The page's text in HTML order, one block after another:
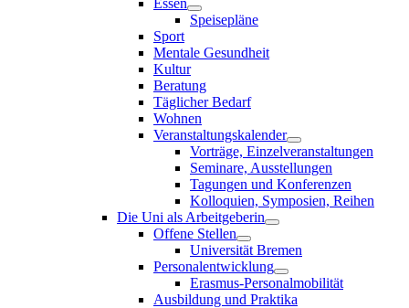
Speisepläne
Sport
Mentale Gesundheit
Kultur
Beratung
Täglicher Bedarf
Wohnen
Veranstaltungskalender
Vorträge, Einzelveranstaltungen
Seminare, Ausstellungen
Tagungen und Konferenzen
Kolloquien, Symposien, Reihen
Die Uni als Arbeitgeberin
Offene Stellen
Universität Bremen
Personalentwicklung
Erasmus-Personalmobilität
Ausbildung und Praktika